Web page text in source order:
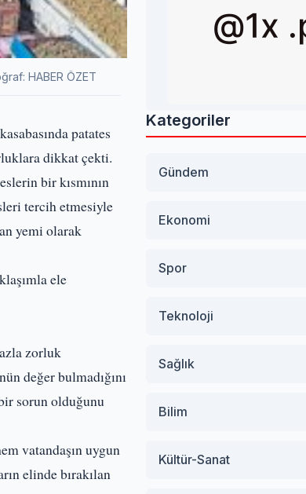
HABER ÖZET
patates
dikkat çekti.
bir kısmının
tercih etmesiyle
yemi olarak
ele
zorluk
değer bulmadığını
sorun olduğunu
vatandaşın uygun
elinde bırakılan
Kategoriler
Gündem
Ekonomi
Spor
Teknoloji
Sağlık
Bilim
Kültür-Sanat